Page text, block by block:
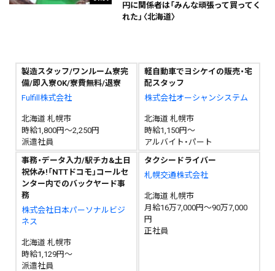
円に関係者は「みんな頑張って買ってく
れた」〈北海道〉
製造スタッフ/ワンルーム寮完
備/即入寮OK/寮費無料/退寮
Fulfill株式会社
北海道 札幌市
時給1,800円～2,250円
派遣社員
軽自動車でヨシケイの販売・宅
配スタッフ
株式会社オーシャンシステム
北海道 札幌市
時給1,150円～
アルバイト・パート
事務・データ入力/駅チカ&土日
祝休み!「NTTドコモ」コールセ
ンター内でのバックヤード事
務
株式会社日本パーソナルビジ
ネス
北海道 札幌市
時給1,129円～
派遣社員
タクシードライバー
札幌交通株式会社
北海道 札幌市
月給16万7,000円～90万7,000
円
正社員